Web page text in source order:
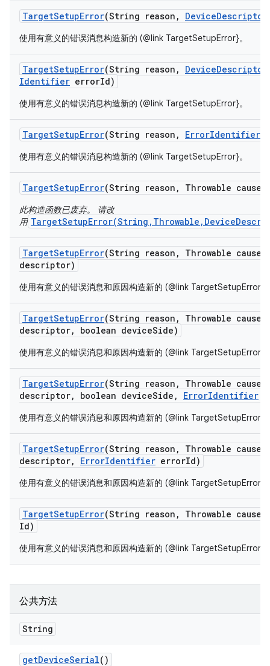
TargetSetupError(String reason , DeviceDescriptor
使用有意义的错误消息构造新的 (@link TargetSetupError}。
TargetSetupError(String reason , DeviceDescriptor
Identifier errorId)
使用有意义的错误消息构造新的 (@link TargetSetupError}。
TargetSetupError(String reason , ErrorIdentifier
使用有意义的错误消息构造新的 (@link TargetSetupError}。
TargetSetupError(String reason , Throwable cause)
此构造函数已废弃。 请改
用
TargetSetupError(String reason , Throwable cause
descriptor)
使用有意义的错误消息和原因构造新的 (@link TargetSetupError}
TargetSetupError(String reason , Throwable cause
descriptor, boolean deviceSide)
使用有意义的错误消息和原因构造新的 (@link TargetSetupError}
TargetSetupError(String reason , Throwable cause
descriptor, boolean deviceSide , ErrorIdentifier
使用有意义的错误消息和原因构造新的 (@link TargetSetupError}
TargetSetupError(String reason , Throwable cause
descriptor, ErrorIdentifier errorId)
使用有意义的错误消息和原因构造新的 (@link TargetSetupError}
TargetSetupError(String reason , Throwable cause
Id)
使用有意义的错误消息和原因构造新的 (@link TargetSetupError}
公共方法
String
getDeviceSerial()